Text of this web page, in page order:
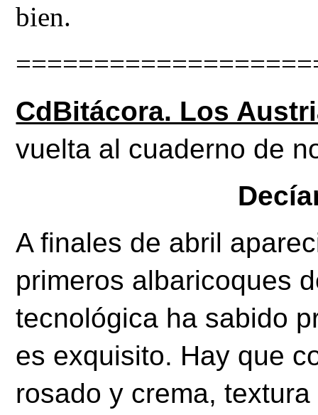
bien.
CdBitácora. Los
vuelta al cuaderno de
A finales de abril
primeros albaricoques
tecnológica ha sabido
es exquisito. Hay que
rosado y crema,